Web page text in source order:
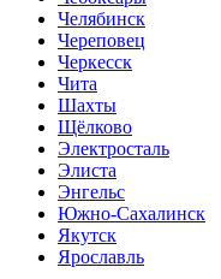
Челябинск
Череповец
Черкесск
Чита
Шахты
Щёлково
Электросталь
Элиста
Энгельс
Южно-Сахалинск
Якутск
Ярославль